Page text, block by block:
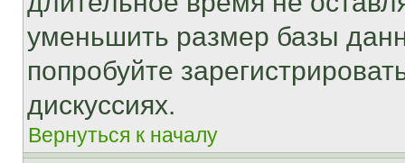
уменьшить размер базы
попробуйте
дискуссиях.
Вернуться к началу